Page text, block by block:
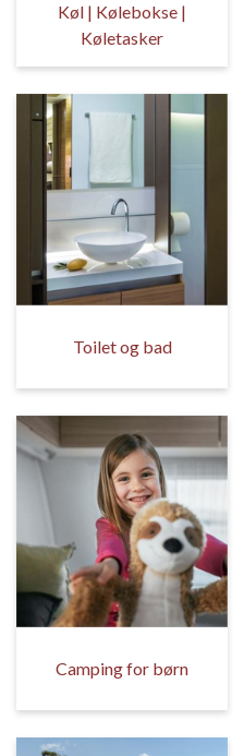
Køl | Kølebokse |
Køletasker
Toilet og bad
Camping for børn